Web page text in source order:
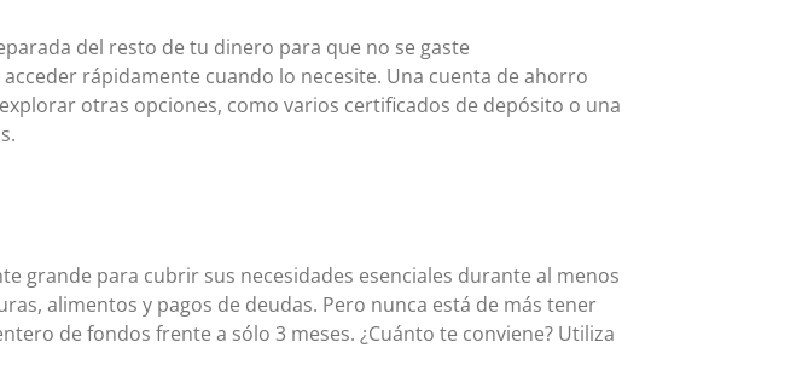
del resto de tu dinero para que no se gaste
rápidamente cuando lo necesite. Una cuenta de ahorro
otras opciones, como varios certificados de depósito o una
grande para cubrir sus necesidades esenciales durante al menos
alimentos y pagos de deudas. Pero nunca está de más tener
de fondos frente a sólo 3 meses. ¿Cuánto te conviene? Utiliza